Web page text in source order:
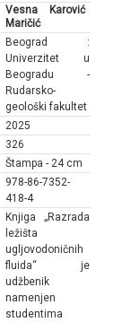
Vesna Karović
Maričić
Beograd :
Univerzitet u
Beogradu -
Rudarsko-
geološki fakultet
2025
326
Štampa - 24 cm
978-86-7352-
418-4
Knjiga „Razrada
ležišta
ugljovodoničnih
fluida“ је
udžbenik
namenjen
studentima